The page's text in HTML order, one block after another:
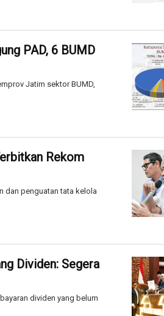
PAD, 6 BUMD
Jatim sektor BUMD,
Rekom
dan penguatan tata kelola
Dividen: Segera
dividen yang belum